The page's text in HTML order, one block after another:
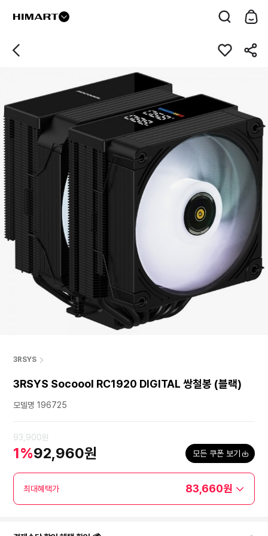
3RSYS
3RSYS Socoool RC1920 DIGITAL 쌍철봉 (블랙)
모델명 196725
93,900원
1%92,960원 모든 쿠폰 보기
최대혜택가 83,660원